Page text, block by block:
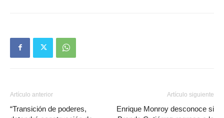
Artículo anterior
“Transición de poderes,
Artículo siguiente
Enrique Monroy desconoce si